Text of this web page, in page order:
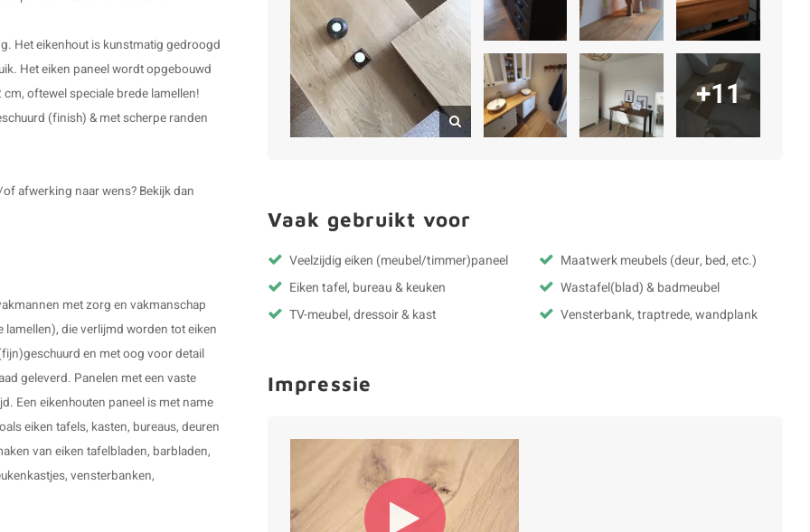
Het eikenhout is kunstmatig gedroogd
Heteiken paneelwordt opgebouwd
oftewel speciale brede lamellen!
(finish) & met scherpe randen
afwerking naar wens? Bekijk dan
met zorg en vakmanschap
die verlijmd worden tot eiken
en met oog voor detail
geleverd. Panelen met een vaste
Een eikenhouten paneel is met name
eiken tafels, kasten, bureaus, deuren
van eiken tafelbladen, barbladen,
vensterbanken,
+11
Vaak gebruikt voor
Veelzijdig eiken (meubel/timmer)paneel
Eiken tafel, bureau & keuken
TV-meubel, dressoir & kast
Maatwerk meubels (deur, bed, etc.)
Wastafel(blad) & badmeubel
Vensterbank, traptrede, wandplank
Impressie